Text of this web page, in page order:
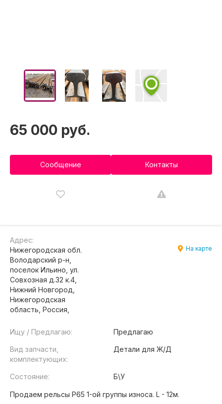
65 000 руб.
Сообщение Контакты
Адрес:
Нижегородская обл.
Володарский р-н,
поселок Ильино, ул.
Совхозная д.32 к.4,
Нижний Новгород,
Нижегородская
область, Россия,
На карте
Ищу / Предлагаю: Предлагаю
Вид запчасти,
комплектующих:
Детали для Ж/Д
Состояние: Б\У
Продаем рельсы Р65 1-ой группы износа. L - 12м.